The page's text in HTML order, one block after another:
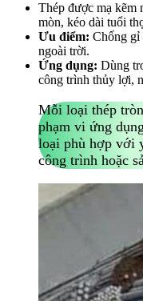
Thép được mạ kẽm
mòn, kéo dài tuổi
Ưu điểm: Chống gỉ
ngoài trời.
Ứng dụng: Dùng
công trình thủy lợi,
Mỗi loại thép
phạm vi ứng
loại phù hợp với
công trình hoặc